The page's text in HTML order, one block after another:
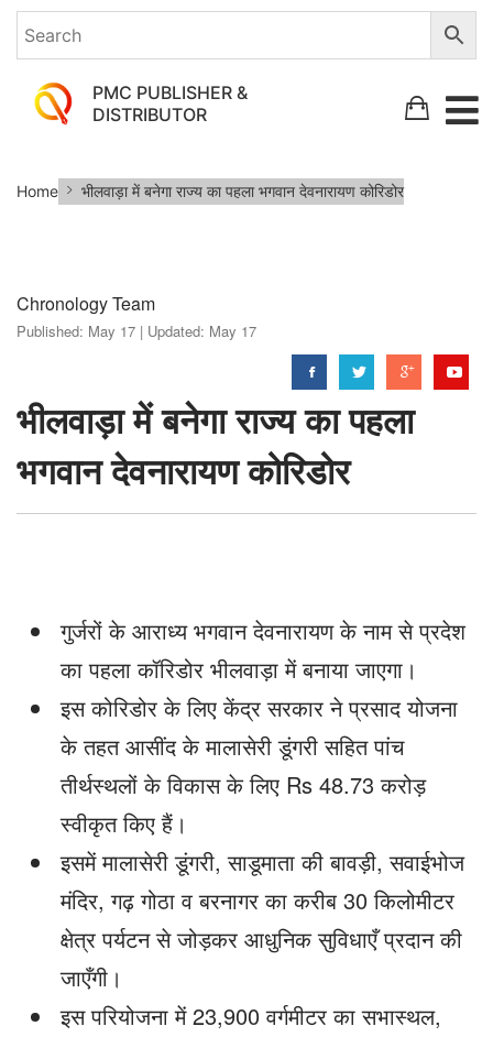
PMC PUBLISHER &
DISTRIBUTOR
भीलवाड़ा
का
पहला
देवनारायण
कोरिडोर
Home भीलवाड़ा में बनेगा राज्य का पहला भगवान देवनारायण कोरिडोर
Chronology Team
Published: May 17 | Updated: May 17
भीलवाड़ा में बनेगा राज्य का पहला
भगवान देवनारायण कोरिडोर
गुर्जरों के आराध्य भगवान देवनारायण के नाम से प्रदेश
का पहला कॉरिडोर भीलवाड़ा में बनाया जाएगा।
इस कोरिडोर के लिए केंद्र सरकार ने प्रसाद योजना
के तहत आसींद के मालासेरी डूंगरी सहित पांच
तीर्थस्थलों के विकास के लिए Rs 48.73 करोड़
स्वीकृत किए हैं।
इसमें मालासेरी डूंगरी, साडूमाता की बावड़ी, सवाईभोज
मंदिर, गढ़ गोठा व बरनागर का करीब 30 किलोमीटर
क्षेत्र पर्यटन से जोड़कर आधुनिक सुविधाएँ प्रदान की
जाएँगी।
इस परियोजना में 23,900 वर्गमीटर का सभास्थल,